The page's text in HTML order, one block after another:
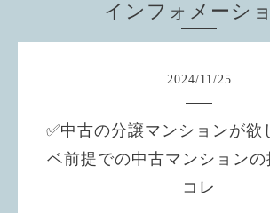
インフォメーシ
2024/11 /25
✅中古の分譲マンションが欲
ベ前提での中古マンションの
コレ